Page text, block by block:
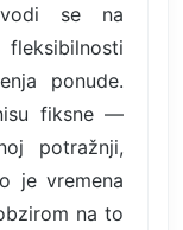
se na
ponude.
fiksne —
potražnji,
je vremena
na to